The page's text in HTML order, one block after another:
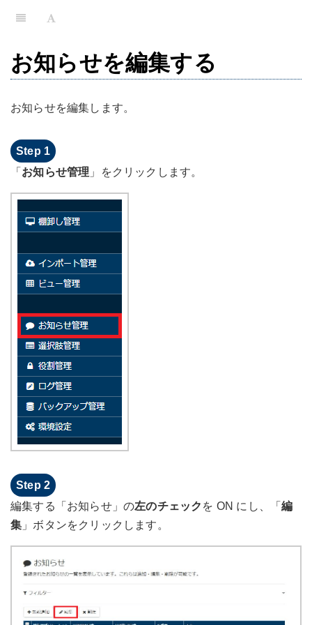
お知らせを編集する
お知らせを編集します。
「 お知らせ管理 」をクリックします。
編集する「お知らせ」の左のチェック を ON にし、「編
集 」ボタンをクリックします。